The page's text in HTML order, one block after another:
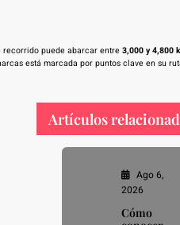
recorrido puede abarcar entre 3,000 y 4,800
está marcada por puntos clave en su
Artículos
Ago 6,
2026
Cómo